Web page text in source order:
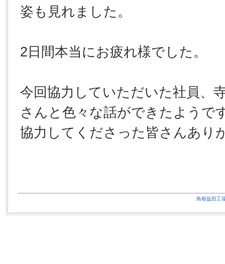
姿も見れました。
2日間本当にお疲れ様でした。
今回協力していただいた社員、
さんと色々な話ができたようで
協力してくださった皆さんあり
島根益田工